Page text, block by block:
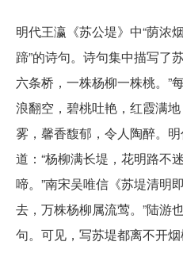
明代王瀛《苏公堤》中“荫浓
蹄”的诗句。诗句集中描写了
六条桥，一株杨柳一株桃。”
浪翻空，碧桃吐艳，红霞满
雾，馨香馥郁，令人陶醉。
道：“杨柳满长堤，花明路不
啼。”南宋吴唯信《苏堤清明
去，万株杨柳属流莺。”陆游
句。可见，写苏堤都离不开烟